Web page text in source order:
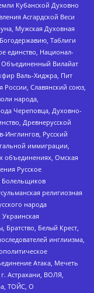
Кубанской Духовно
Асгардской Веси
Мужская Духовная
Таблиги
единство, Национал-
Объединенный Вилайат
Валь-Хиджра, Пит
России, Славянский союз,
народа,
Череповца, Духовно-
Древнерусской
Инглингов, Русский
иммиграции,
объединениях, Омская
Русское
Болельщиков
религиозная
народа
Братство, Белый Крест,
инглиизма,
Атака, Мечеть
Астрахани, ВОЛЯ,
ТОЙС, О